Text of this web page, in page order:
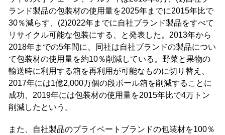
ランド製品の包装材の使用量を2025年までに2015年比で
30％減らす、(2)2022年までに自社ブランド製品をすべて
リサイクル可能な包装にする、と発表した。2013年から
2018年までの5年間に、同社は自社ブランドの製品につい
て包装材の使用量を約10％削減している。野菜と果物の
輸送時に利用する箱を再利用が可能なものに切り替え、
2017年には1億2,000万個の段ボール箱を削減することに
成功、2019年には包装材の使用量を2015年比で4万トン
削減したという。
また、自社製品のプライベートブランドの包装材を100％